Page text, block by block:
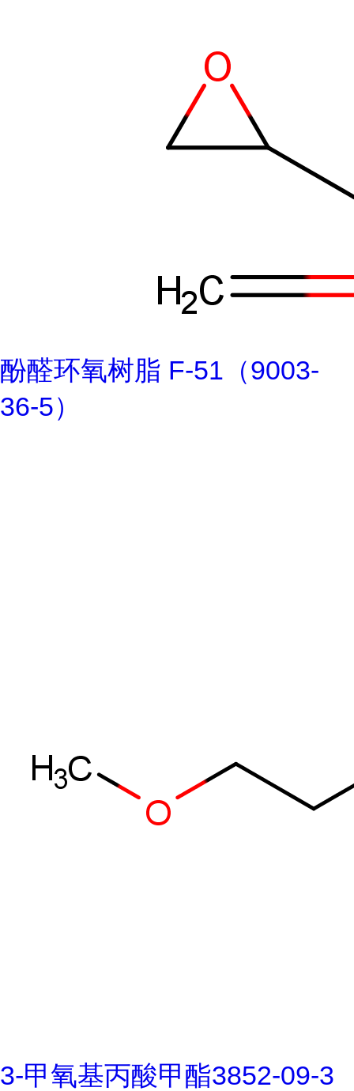
酚醛环氧树脂 F-51（9003-
36-5）
3-甲氧基丙酸甲酯3852-09-3